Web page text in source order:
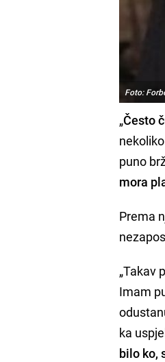
Foto:
„Često
puno
mora
Prema
„Takav
Imam
ka
bilo ko,